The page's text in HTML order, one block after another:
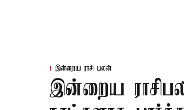
இன்றைய ராசி பலன்
இன்றைய